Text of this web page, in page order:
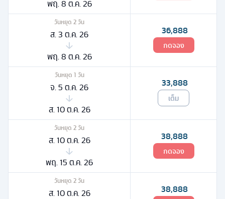
พฤ. 8 ต.ค. 26
วันหยุด 2วัน
ส. 3 ต.ค. 26
พฤ. 8 ต.ค. 26
36,888
กดจอง
วันหยุด 1 วัน
จ. 5 ต.ค. 26
ส. 10 ต.ค. 26
33,888
เต็ม
วันหยุด 2วัน
ส. 10 ต.ค. 26
พฤ. 15 ต.ค. 26
38,888
กดจอง
วันหยุด 2วัน
ส. 10 ต.ค. 26 38,888